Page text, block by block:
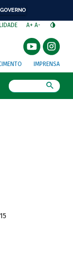
A+ A-
IMPRENSA